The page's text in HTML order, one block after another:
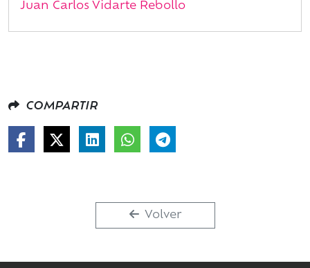
Juan Carlos Vidarte Rebollo
COMPARTIR
Volver